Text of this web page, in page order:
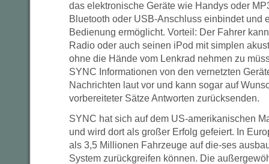
das elektronische Geräte wie Handys oder
Bluetooth oder USB-Anschluss einbindet und
Bedienung ermöglicht. Vorteil: Der Fahrer
Radio oder auch seinen iPod mit simplen
ohne die Hände vom Lenkrad nehmen zu
SYNC Informationen von den vernetzten
Nachrichten laut vor und kann sogar auf
vorbereiteter Sätze Antworten zurücksenden.
SYNC hat sich auf dem US-amerikanischen
und wird dort als großer Erfolg gefeiert. In
als 3,5 Millionen Fahrzeuge auf die-ses
System zurückgreifen können. Die